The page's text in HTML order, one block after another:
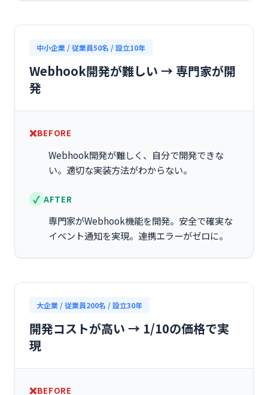
中小企業 / 従業員50名 / 設立10年
Webhook開発が難しい → 専門家が開
発
BEFORE
Webhook開発が難しく、自分で開発できな
い。適切な実装方法がわからない。
AFTER
専門家がWebhook機能を開発。安全で確実な
イベント通知を実現。連携エラーがゼロに。
大企業 / 従業員200名 / 設立30年
開発コストが高い → 1/10の価格で実
現
BEFORE